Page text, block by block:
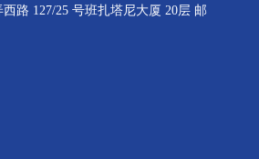
路 127/25 号班扎塔尼大厦 20层 邮